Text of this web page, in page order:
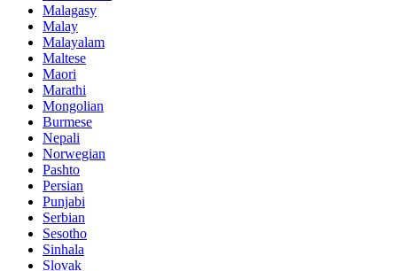
Malagasy
Malay
Malayalam
Maltese
Maori
Marathi
Mongolian
Burmese
Nepali
Norwegian
Pashto
Persian
Punjabi
Serbian
Sesotho
Sinhala
Slovak